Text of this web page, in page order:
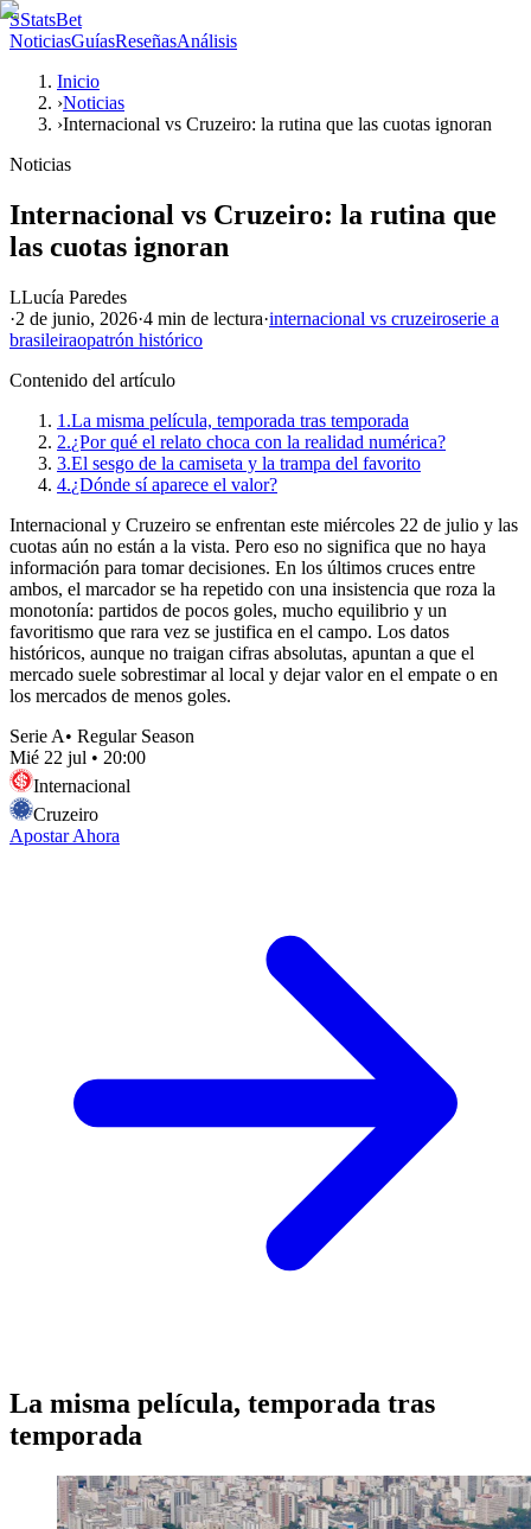
SStatsBet
NoticiasGuíasReseñasAnálisis
Inicio
›Noticias
›Internacional vs Cruzeiro: la rutina que las cuotas ignoran
Noticias
Internacional vs Cruzeiro: la rutina que
las cuotas ignoran
LLucía Paredes
·2 de junio, 2026·4 min de lectura·internacional vs cruzeiroserie a
brasileiraopatrón histórico
Contenido del artículo
1.La misma película, temporada tras temporada
2.¿Por qué el relato choca con la realidad numérica?
3.El sesgo de la camiseta y la trampa del favorito
4.¿Dónde sí aparece el valor?
Internacional y Cruzeiro se enfrentan este miércoles 22 de julio y las
cuotas aún no están a la vista. Pero eso no significa que no haya
información para tomar decisiones. En los últimos cruces entre
ambos, el marcador se ha repetido con una insistencia que roza la
monotonía: partidos de pocos goles, mucho equilibrio y un
favoritismo que rara vez se justifica en el campo. Los datos
históricos, aunque no traigan cifras absolutas, apuntan a que el
mercado suele sobrestimar al local y dejar valor en el empate o en
los mercados de menos goles.
Serie A• Regular Season
Mié 22 jul • 20:00
Internacional
Cruzeiro
Apostar Ahora
La misma película, temporada tras
temporada